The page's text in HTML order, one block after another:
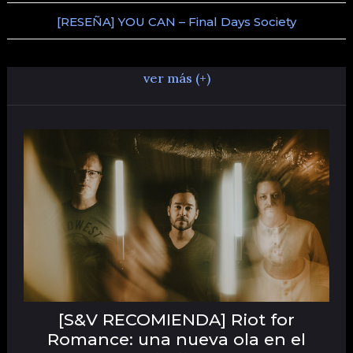
[RESEÑA] YOU CAN – Final Days Society
ver más (+)
[S&V RECOMIENDA] Riot for
Romance: una nueva ola en el